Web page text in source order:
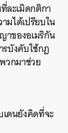
ละเมิดกติกา
มได้เปรียบใน
ของอเมริกัน
รบังคับใช้กฎ
วกมาช่วย
เดนยังคิดที่จะ